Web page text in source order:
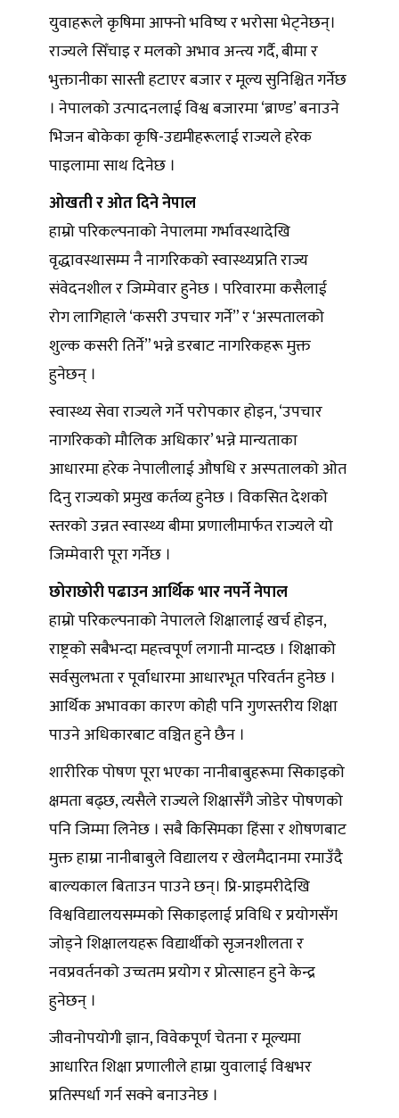
युवाहरूले कृषिमा आफ्नो भविष्य र भरोसा भेट्नेछन्।
राज्यले सिँचाइ र मलको अभाव अन्त्य गर्दै, बीमा र
भुक्तानीका सास्ती हटाएर बजार र मूल्य सुनिश्चित गर्नेछ
। नेपालको उत्पादनलाई विश्व बजारमा ‘ब्राण्ड’ बनाउने
भिजन बोकेका कृषि-उद्यमीहरूलाई राज्यले हरेक
पाइलामा साथ दिनेछ ।
ओखती र ओत दिने नेपाल
हाम्रो परिकल्पनाको नेपालमा गर्भावस्थादेखि
वृद्धावस्थासम्म नै नागरिकको स्वास्थ्यप्रति राज्य
संवेदनशील र जिम्मेवार हुनेछ । परिवारमा कसैलाई
रोग लागिहाले ‘कसरी उपचार गर्ने” र ‘अस्पतालको
शुल्क कसरी तिर्ने” भन्ने डरबाट नागरिकहरू मुक्त
हुनेछन् ।
स्वास्थ्य सेवा राज्यले गर्ने परोपकार होइन, ‘उपचार
नागरिकको मौलिक अधिकार’ भन्ने मान्यताका
आधारमा हरेक नेपालीलाई औषधि र अस्पतालको ओत
दिनु राज्यको प्रमुख कर्तव्य हुनेछ । विकसित देशको
स्तरको उन्नत स्वास्थ्य बीमा प्रणालीमार्फत राज्यले यो
जिम्मेवारी पूरा गर्नेछ ।
छोराछोरी पढाउन आर्थिक भार नपर्ने नेपाल
हाम्रो परिकल्पनाको नेपालले शिक्षालाई खर्च होइन,
राष्ट्रको सबैभन्दा महत्त्वपूर्ण लगानी मान्दछ । शिक्षाको
सर्वसुलभता र पूर्वाधारमा आधारभूत परिवर्तन हुनेछ ।
आर्थिक अभावका कारण कोही पनि गुणस्तरीय शिक्षा
पाउने अधिकारबाट वञ्चित हुने छैन ।
शारीरिक पोषण पूरा भएका नानीबाबुहरूमा सिकाइको
क्षमता बढ्छ, त्यसैले राज्यले शिक्षासँगै जोडेर पोषणको
पनि जिम्मा लिनेछ । सबै किसिमका हिंसा र शोषणबाट
मुक्त हाम्रा नानीबाबुले विद्यालय र खेलमैदानमा रमाउँदै
बाल्यकाल बिताउन पाउने छन्। प्रि-प्राइमरीदेखि
विश्वविद्यालयसम्मको सिकाइलाई प्रविधि र प्रयोगसँग
जोड्ने शिक्षालयहरू विद्यार्थीको सृजनशीलता र
नवप्रवर्तनको उच्चतम प्रयोग र प्रोत्साहन हुने केन्द्र
हुनेछन् ।
जीवनोपयोगी ज्ञान, विवेकपूर्ण चेतना र मूल्यमा
आधारित शिक्षा प्रणालीले हाम्रा युवालाई विश्वभर
प्रतिस्पर्धा गर्न सक्ने बनाउनेछ ।